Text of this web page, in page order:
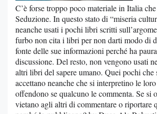
C’è forse troppo poco materiale in Italia
Seduzione. In questo stato di “miseria
neanche usati i pochi libri scritti
furbo non cita i libri per non darti modo di
fonte delle sue informazioni perché ha
discussione. Del resto, non vengono usati
altri libri del sapere umano. Quei pochi che
accettano neanche che si interpretino le
offendono se qualcuno le commenta. Se si
vietano agli altri di commentare o riportare